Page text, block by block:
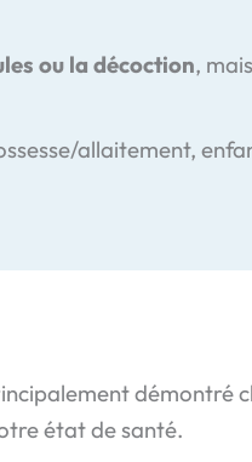
ou la décoction,
allaitement,
démontré
état de santé.